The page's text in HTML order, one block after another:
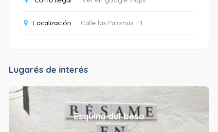
Localización Calle las Palomas - 1
Lugarés de interés
Esquina del beso